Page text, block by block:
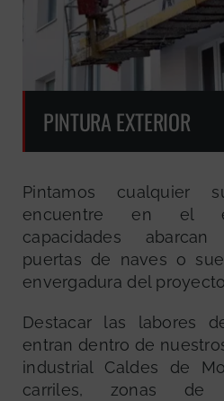
PINTURA EXTERIOR
Pintamos cualquier
encuentre en el
capacidades
puertas de naves o
envergadura del
Destacar las labores
entran dentro de
industrial Caldes de
carriles, zonas de